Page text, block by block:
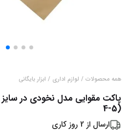
همه محصولات / لوازم اداری / ابزار بایگانی
4-5)
ارسال از 2 روز کاری